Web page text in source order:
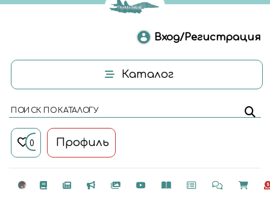
Вход/Регистрация
Каталог
ПОИСК ПО КАТАЛОГУ
0 Профиль